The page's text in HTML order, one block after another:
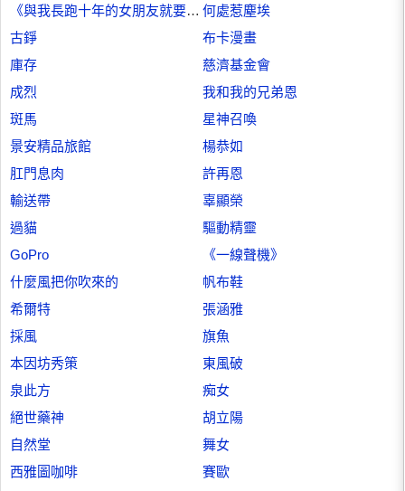
《與我長跑十年的女朋友就要嫁人了》 何處惹塵埃
古錚
布卡漫畫
庫存
慈濟基金會
成烈
我和我的兄弟恩
斑馬
星神召喚
景安精品旅館
楊恭如
肛門息肉
許再恩
輸送帶
辜顯榮
過貓
驅動精靈
GoPro
《一線聲機》
什麼風把你吹來的
帆布鞋
希爾特
張涵雅
採風
旗魚
本因坊秀策
東風破
泉此方
痴女
絕世藥神
胡立陽
自然堂
舞女
西雅圖咖啡
賽歐